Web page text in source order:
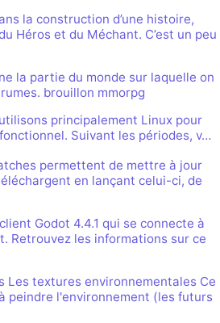
la construction d’une histoire,
Héros et du Méchant. C’est un peu
la partie du monde sur laquelle on
brouillon mmorpg
principalement Linux pour
Suivant les périodes, v…
permettent de mettre à jour
en lançant celui-ci, de
Godot 4.4.1 qui se connecte à
Retrouvez les informations sur ce
Les textures environnementales Ce
peindre l'environnement (les futurs